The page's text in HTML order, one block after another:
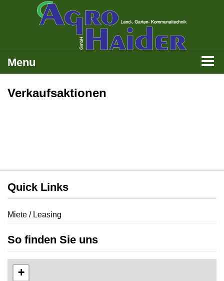
Menu
Verkaufsaktionen
Quick Links
Miete / Leasing
So finden Sie uns
+